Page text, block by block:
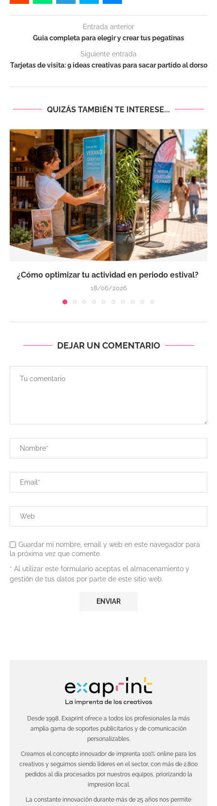
Entrada anterior
Guia completa para elegir y crear tus pegatinas
Siguiente entrada
Tarjetas de visita: 9 ideas creativas para sacar partido al dorso
QUIZÁS TAMBIÉN TE INTERESE...
¿Cómo optimizar tu actividad en periodo estival?
18/06/2026
DEJAR UN COMENTARIO
Guardar mi nombre, email y web en este navegador para
la próxima vez que comente.
* Al utilizar este formulario aceptas el almacenamiento y
gestión de tus datos por parte de este sitio web.
Desde 1998, Exaprint ofrece a todos los profesionales la más
amplia gama de soportes publicitarios y de comunicación
personalizables.
Creamos el concepto innovador de imprenta 100% online para los
creativos y seguimos siendo líderes en el sector, con más de 2.800
pedidos al día procesados por nuestros equipos, priorizando la
impresión local.
La constante innovación durante más de 25 años nos permite